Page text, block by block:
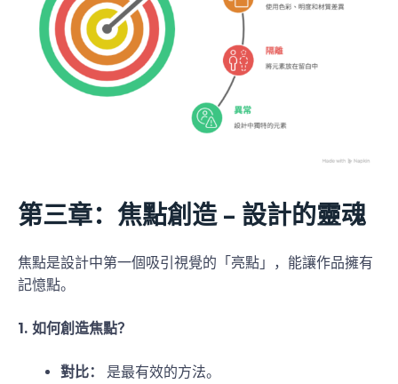
第三章：焦點創造 – 設計的靈魂
焦點是設計中第一個吸引視覺的「亮點」，能讓作品擁有
記憶點。
1. 如何創造焦點？
對比：
是最有效的方法。